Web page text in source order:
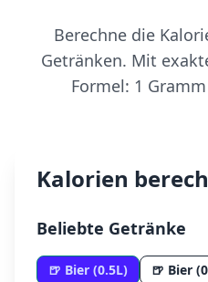
Berechne die
Getränken. Mit
Formel: 1
Kalorien
Beliebte Getränke
🍺 Bier (0.5L) 🍺 Bier